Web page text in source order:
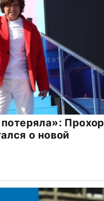
Прохор
о новой